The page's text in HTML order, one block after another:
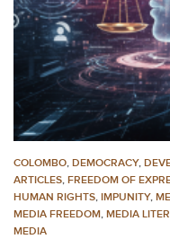
COLOMBO, DEMOCRACY,
ARTICLES, FREEDOM OF
HUMAN RIGHTS, IMPUNITY,
MEDIA FREEDOM, MEDIA
MEDIA